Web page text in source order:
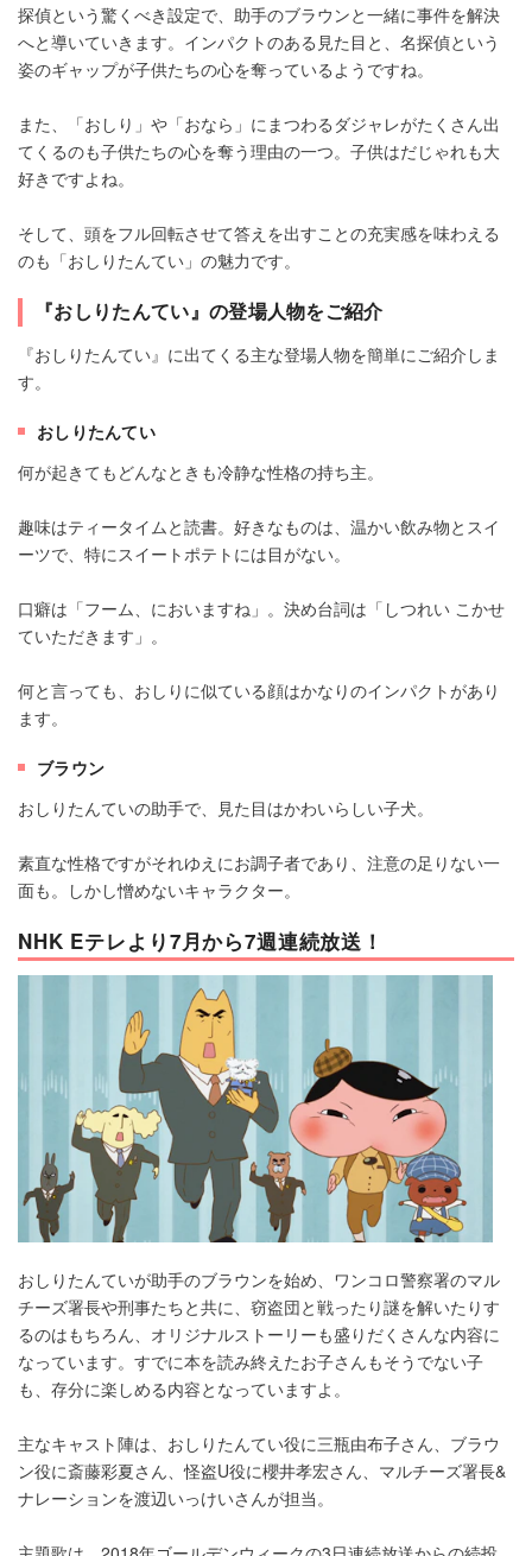
探偵という驚くべき設定で、助手のブラウンと一緒に事件を解決
へと導いていきます。インパクトのある見た目と、名探偵という
姿のギャップが子供たちの心を奪っているようですね。
また、「おしり」や「おなら」にまつわるダジャレがたくさん出
てくるのも子供たちの心を奪う理由の一つ。子供はだじゃれも大
好きですよね。
そして、頭をフル回転させて答えを出すことの充実感を味わえる
のも「おしりたんてい」の魅力です。
『おしりたんてい』の登場人物をご紹介
『おしりたんてい』に出てくる主な登場人物を簡単にご紹介しま
す。
おしりたんてい
何が起きてもどんなときも冷静な性格の持ち主。
趣味はティータイムと読書。好きなものは、温かい飲み物とスイ
ーツで、特にスイートポテトには目がない。
口癖は「フーム、においますね」。決め台詞は「しつれい こかせ
ていただきます」。
何と言っても、おしりに似ている顔はかなりのインパクトがあり
ます。
ブラウン
おしりたんていの助手で、見た目はかわいらしい子犬。
素直な性格ですがそれゆえにお調子者であり、注意の足りない一
面も。しかし憎めないキャラクター。
NHK Eテレより7月から7週連続放送！
おしりたんていが助手のブラウンを始め、ワンコロ警察署のマル
チーズ署長や刑事たちと共に、窃盗団と戦ったり謎を解いたりす
るのはもちろん、オリジナルストーリーも盛りだくさんな内容に
なっています。すでに本を読み終えたお子さんもそうでない子
も、存分に楽しめる内容となっていますよ。
主なキャスト陣は、おしりたんてい役に三瓶由布子さん、ブラウ
ン役に斎藤彩夏さん、怪盗U役に櫻井孝宏さん、マルチーズ署長&
ナレーションを渡辺いっけいさんが担当。